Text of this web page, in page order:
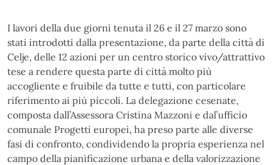
I lavori della due giorni tenuta il 26 e il 27 marzo sono
stati introdotti dalla presentazione, da parte della città di
Celje, delle 12 azioni per un centro storico vivo/attrattivo
tese a rendere questa parte di città molto più
accogliente e fruibile da tutte e tutti, con particolare
riferimento ai più piccoli. La delegazione cesenate,
composta dall’Assessora Cristina Mazzoni e dal’ufficio
comunale Progetti europei, ha preso parte alle diverse
fasi di confronto, condividendo la propria esperienza nel
campo della pianificazione urbana e della valorizzazione